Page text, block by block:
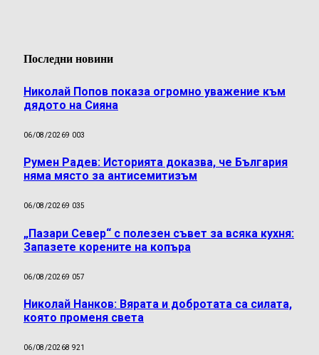
Последни новини
Николай Попов показа огромно уважение към
дядото на Сияна
06/08/20269 003
Румен Радев: Историята доказва, че България
няма място за антисемитизъм
06/08/20269 035
„Пазари Север“ с полезен съвет за всяка кухня:
Запазете корените на копъра
06/08/20269 057
Николай Нанков: Вярата и добротата са силата,
която променя света
06/08/20268 921